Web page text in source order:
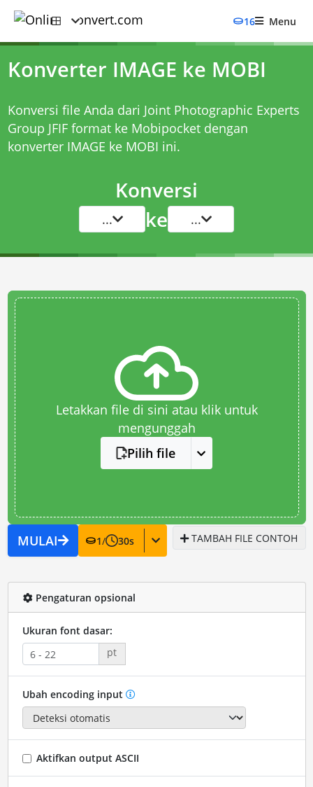
16 Menu
Konverter IMAGE ke MOBI
Konversi file Anda dari Joint Photographic Experts
Group JFIF format ke Mobipocket dengan
konverter IMAGE ke MOBI ini.
Konversi
... ke ...
Letakkan file di sini atau klik untuk
mengunggah
Pilih file
MULAI 1/ 30s TAMBAH FILE CONTOH
Pengaturan opsional
Ukuran font dasar:
pt
Ubah encoding input
Aktifkan output ASCII